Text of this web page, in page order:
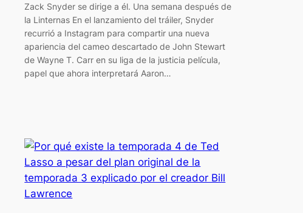
Zack Snyder se dirige a él. Una semana después de
la Linternas En el lanzamiento del tráiler, Snyder
recurrió a Instagram para compartir una nueva
apariencia del cameo descartado de John Stewart
de Wayne T. Carr en su liga de la justicia película,
papel que ahora interpretará Aaron…